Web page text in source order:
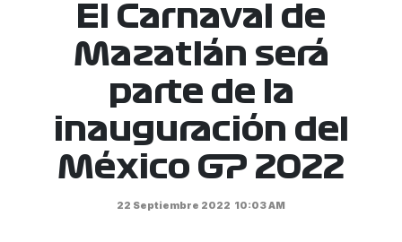
El Carnaval de
Mazatlán será
parte de la
inauguración del
México GP 2022
22 Septiembre 2022 10:03 AM